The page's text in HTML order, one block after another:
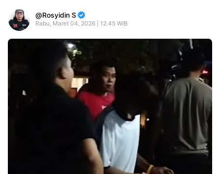
Rosyidin S
Rabu, Maret 04, 2026 | 12.45 WIB